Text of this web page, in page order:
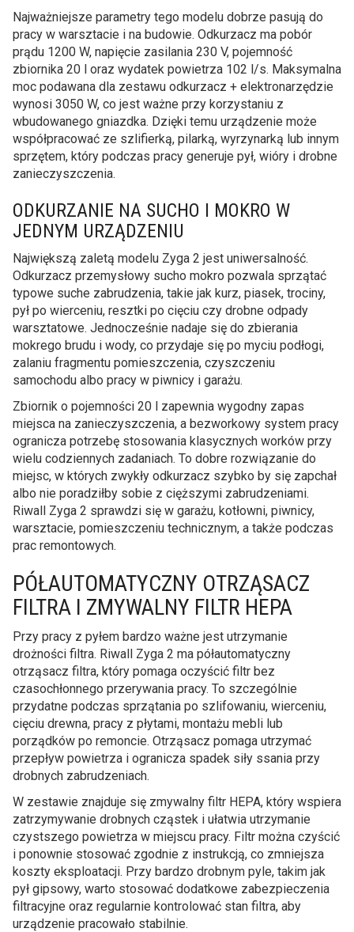
Najważniejsze parametry tego modelu dobrze pasują do
pracy w warsztacie i na budowie. Odkurzacz ma pobór
prądu 1200 W, napięcie zasilania 230 V, pojemność
zbiornika 20 l oraz wydatek powietrza 102 l/s. Maksymalna
moc podawana dla zestawu odkurzacz + elektronarzędzie
wynosi 3050 W, co jest ważne przy korzystaniu z
wbudowanego gniazdka. Dzięki temu urządzenie może
współpracować ze szlifierką, pilarką, wyrzynarką lub innym
sprzętem, który podczas pracy generuje pył, wióry i drobne
zanieczyszczenia.
ODKURZANIE NA SUCHO I MOKRO W
JEDNYM URZĄDZENIU
Największą zaletą modelu Zyga 2 jest uniwersalność.
Odkurzacz przemysłowy sucho mokro pozwala sprzątać
typowe suche zabrudzenia, takie jak kurz, piasek, trociny,
pył po wierceniu, resztki po cięciu czy drobne odpady
warsztatowe. Jednocześnie nadaje się do zbierania
mokrego brudu i wody, co przydaje się po myciu podłogi,
zalaniu fragmentu pomieszczenia, czyszczeniu
samochodu albo pracy w piwnicy i garażu.
Zbiornik o pojemności 20 l zapewnia wygodny zapas
miejsca na zanieczyszczenia, a bezworkowy system pracy
ogranicza potrzebę stosowania klasycznych worków przy
wielu codziennych zadaniach. To dobre rozwiązanie do
miejsc, w których zwykły odkurzacz szybko by się zapchał
albo nie poradziłby sobie z cięższymi zabrudzeniami.
Riwall Zyga 2 sprawdzi się w garażu, kotłowni, piwnicy,
warsztacie, pomieszczeniu technicznym, a także podczas
prac remontowych.
PÓŁAUTOMATYCZNY OTRZĄSACZ
FILTRA I ZMYWALNY FILTR HEPA
Przy pracy z pyłem bardzo ważne jest utrzymanie
drożności filtra. Riwall Zyga 2 ma półautomatyczny
otrząsacz filtra, który pomaga oczyścić filtr bez
czasochłonnego przerywania pracy. To szczególnie
przydatne podczas sprzątania po szlifowaniu, wierceniu,
cięciu drewna, pracy z płytami, montażu mebli lub
porządków po remoncie. Otrząsacz pomaga utrzymać
przepływ powietrza i ogranicza spadek siły ssania przy
drobnych zabrudzeniach.
W zestawie znajduje się zmywalny filtr HEPA, który wspiera
zatrzymywanie drobnych cząstek i ułatwia utrzymanie
czystszego powietrza w miejscu pracy. Filtr można czyścić
i ponownie stosować zgodnie z instrukcją, co zmniejsza
koszty eksploatacji. Przy bardzo drobnym pyle, takim jak
pył gipsowy, warto stosować dodatkowe zabezpieczenia
filtracyjne oraz regularnie kontrolować stan filtra, aby
urządzenie pracowało stabilnie.